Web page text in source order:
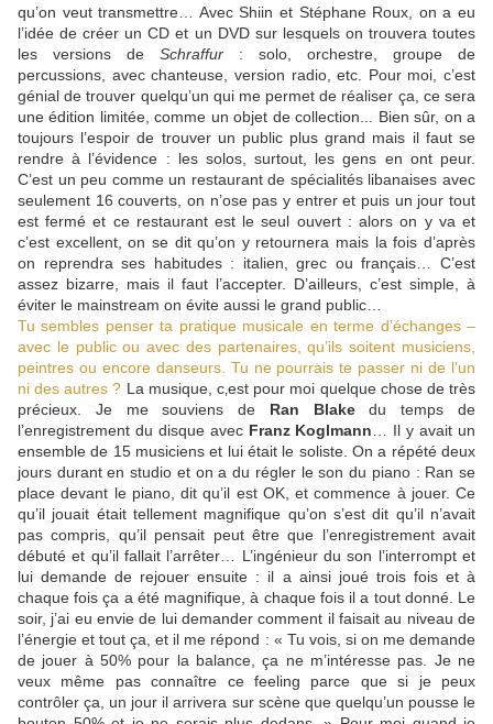
qu’on veut transmettre… Avec Shiin et Stéphane Roux, on a eu
l’idée de créer un CD et un DVD sur lesquels on trouvera toutes
les versions de Schraffur : solo, orchestre, groupe de
percussions, avec chanteuse, version radio, etc. Pour moi, c’est
génial de trouver quelqu’un qui me permet de réaliser ça, ce sera
une édition limitée, comme un objet de collection... Bien sûr, on a
toujours l’espoir de trouver un public plus grand mais il faut se
rendre à l’évidence : les solos, surtout, les gens en ont peur.
C’est un peu comme un restaurant de spécialités libanaises avec
seulement 16 couverts, on n’ose pas y entrer et puis un jour tout
est fermé et ce restaurant est le seul ouvert : alors on y va et
c’est excellent, on se dit qu’on y retournera mais la fois d’après
on reprendra ses habitudes : italien, grec ou français… C’est
assez bizarre, mais il faut l’accepter. D’ailleurs, c’est simple, à
éviter le mainstream on évite aussi le grand public…
Tu sembles penser ta pratique musicale en terme d’échanges –
avec le public ou avec des partenaires, qu’ils soitent musiciens,
peintres ou encore danseurs. Tu ne pourrais te passer ni de l’un
ni des autres ? La musique, c‚est pour moi quelque chose de très
précieux. Je me souviens de Ran Blakedu temps de
l’enregistrement du disque avec Franz Koglmann … Il y avait un
ensemble de 15 musiciens et lui était le soliste. On a répété deux
jours durant en studio et on a du régler le son du piano : Ran se
place devant le piano, dit qu’il est OK, et commence à jouer. Ce
qu’il jouait était tellement magnifique qu’on s’est dit qu’il n’avait
pas compris, qu’il pensait peut être que l’enregistrement avait
débuté et qu’il fallait l’arrêter… L’ingénieur du son l’interrompt et
lui demande de rejouer ensuite : il a ainsi joué trois fois et à
chaque fois ça a été magnifique, à chaque fois il a tout donné. Le
soir, j’ai eu envie de lui demander comment il faisait au niveau de
l’énergie et tout ça, et il me répond : « Tu vois, si on me demande
de jouer à 50% pour la balance, ça ne m’intéresse pas. Je ne
veux même pas connaître ce feeling parce que si je peux
contrôler ça, un jour il arrivera sur scène que quelqu’un pousse le